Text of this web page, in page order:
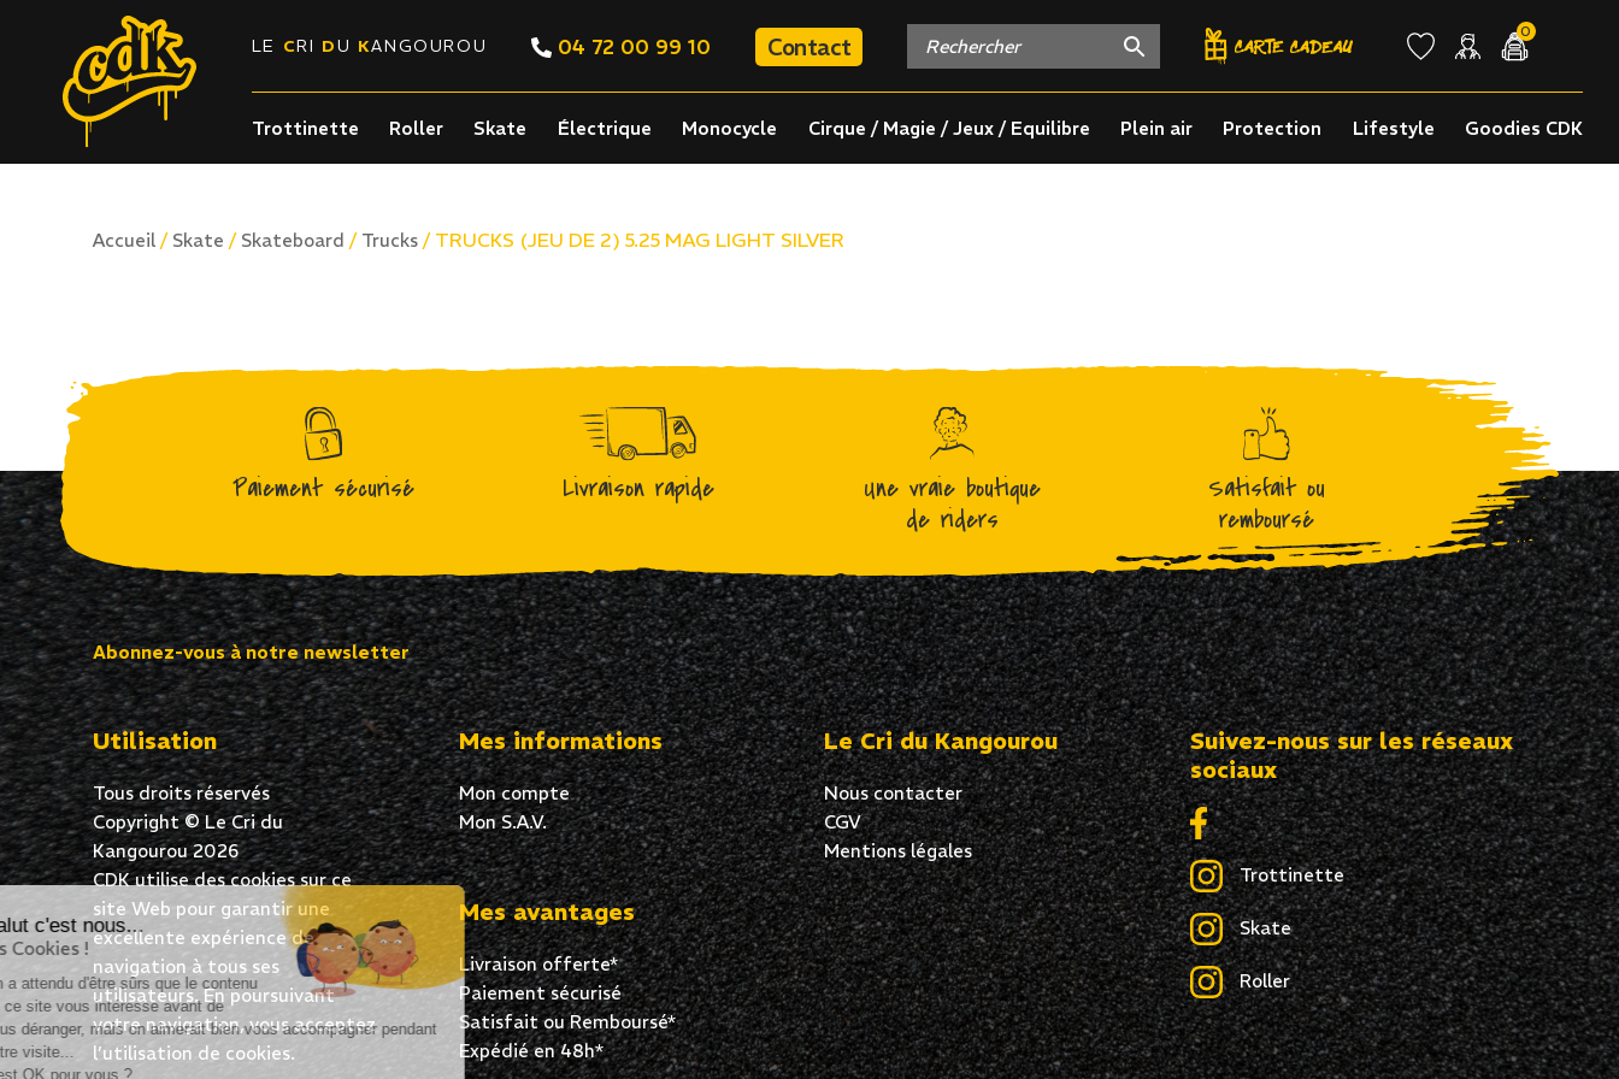
Salut c'est nous...
les Cookies !
On a attendu d'être sûrs que le contenu
de ce site vous intéresse avant de
vous déranger, mais on aimerait bien vous accompagner pendant
votre visite...
C'est OK pour vous ?
LE CRI DU KANGOUROU 04 72 00 99 10 Contact
0
Trottinette Roller Skate Électrique Monocycle Cirque / Magie / Jeux / Equilibre Plein air Protection Lifestyle Goodies CDK
Accueil / Skate / Skateboard / Trucks / TRUCKS (JEU DE 2) 5.25 MAG LIGHT SILVER
Paiement sécurisé Livraison rapide
Une vraie boutique
de riders
Satisfait ou
remboursé
Abonnez-vous à notre newsletter
Utilisation
Tous droits réservés
Copyright © Le Cri du
Kangourou 2026
CDK utilise des cookies sur ce
site Web pour garantir une
excellente expérience de
navigation à tous ses
utilisateurs. En poursuivant
votre navigation, vous acceptez
l’utilisation de cookies.
Mes informations
Mon compte
Mon S.A.V.
Mes avantages
Livraison offerte*
Paiement sécurisé
Satisfait ou Remboursé*
Expédié en 48h*
Le Cri du Kangourou
Nous contacter
CGV
Mentions légales
Suivez-nous sur les réseaux
sociaux
Trottinette
Skate
Roller